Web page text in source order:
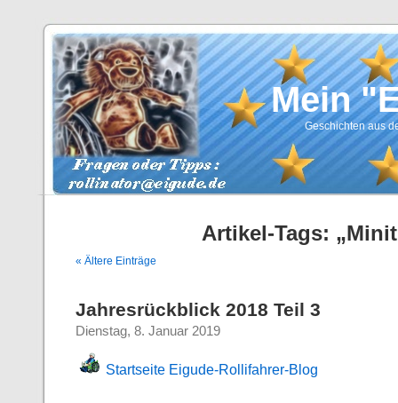
Mein
Geschichten aus
Artikel-Tags:
« Ältere Einträge
Jahresrückblick 2018 Teil 3
Dienstag, 8. Januar 2019
Startseite Eigude-Rollifahrer-Blog